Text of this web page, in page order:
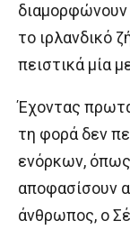
διαμορφώνουν
το ιρλανδικό
πειστικά μία
Έχοντας
τη φορά δεν
ενόρκων, όπως
αποφασίσουν
άνθρωπος, ο